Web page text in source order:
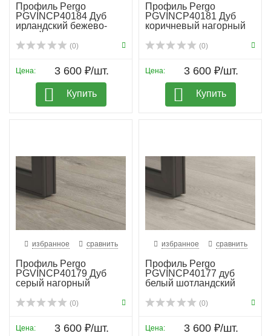
Профиль Pergo
PGVINCP40184 Дуб
ирландский бежево-
серый
(0)
Цена: 3 600 ₽/шт.
Купить
Профиль Pergo
PGVINCP40181 Дуб
коричневый нагорный
(0)
Цена: 3 600 ₽/шт.
Купить
избранное сравнить
Профиль Pergo
PGVINCP40179 Дуб
серый нагорный
(0)
Цена: 3 600 ₽/шт.
избранное сравнить
Профиль Pergo
PGVINCP40177 дуб
белый шотландский
(0)
Цена: 3 600 ₽/шт.